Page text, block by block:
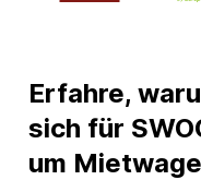
Erfahre,
sich für
um